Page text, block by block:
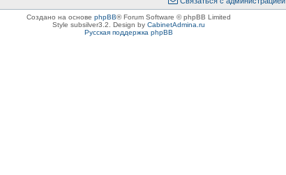
Создано на основе phpBB® Forum Software © phpBB Limited
Style subsilver3.2. Design by CabinetAdmina.ru
Русская поддержка phpBB